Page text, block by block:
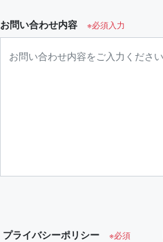
お問い合わせ内容 ※必須入力
プライバシーポリシー ※必須